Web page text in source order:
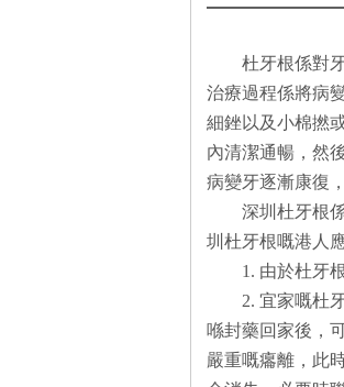
杜牙根係對
治療過程係將病
細銼以及小棉撚
內清潔通暢，然
病變牙逐漸康復
深圳杜牙根
圳杜牙根嘅港人
1. 由於杜牙
2. 宜家嘅杜
喺封藥回家後，
嚴重嘅癟離，此